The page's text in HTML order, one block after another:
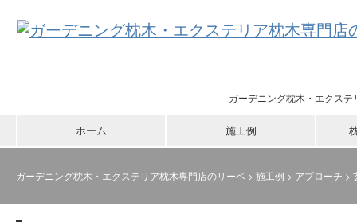
ガーデニング枕木・エクス
ホーム 施工例
ガーデニング枕木・エクステリア枕木専門店のリーベ > 施工例 > アプローチ >